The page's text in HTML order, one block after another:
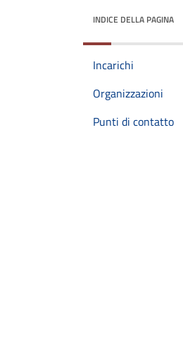
INDICE DELLA PAGINA
Incarichi
Organizzazioni
Punti di contatto